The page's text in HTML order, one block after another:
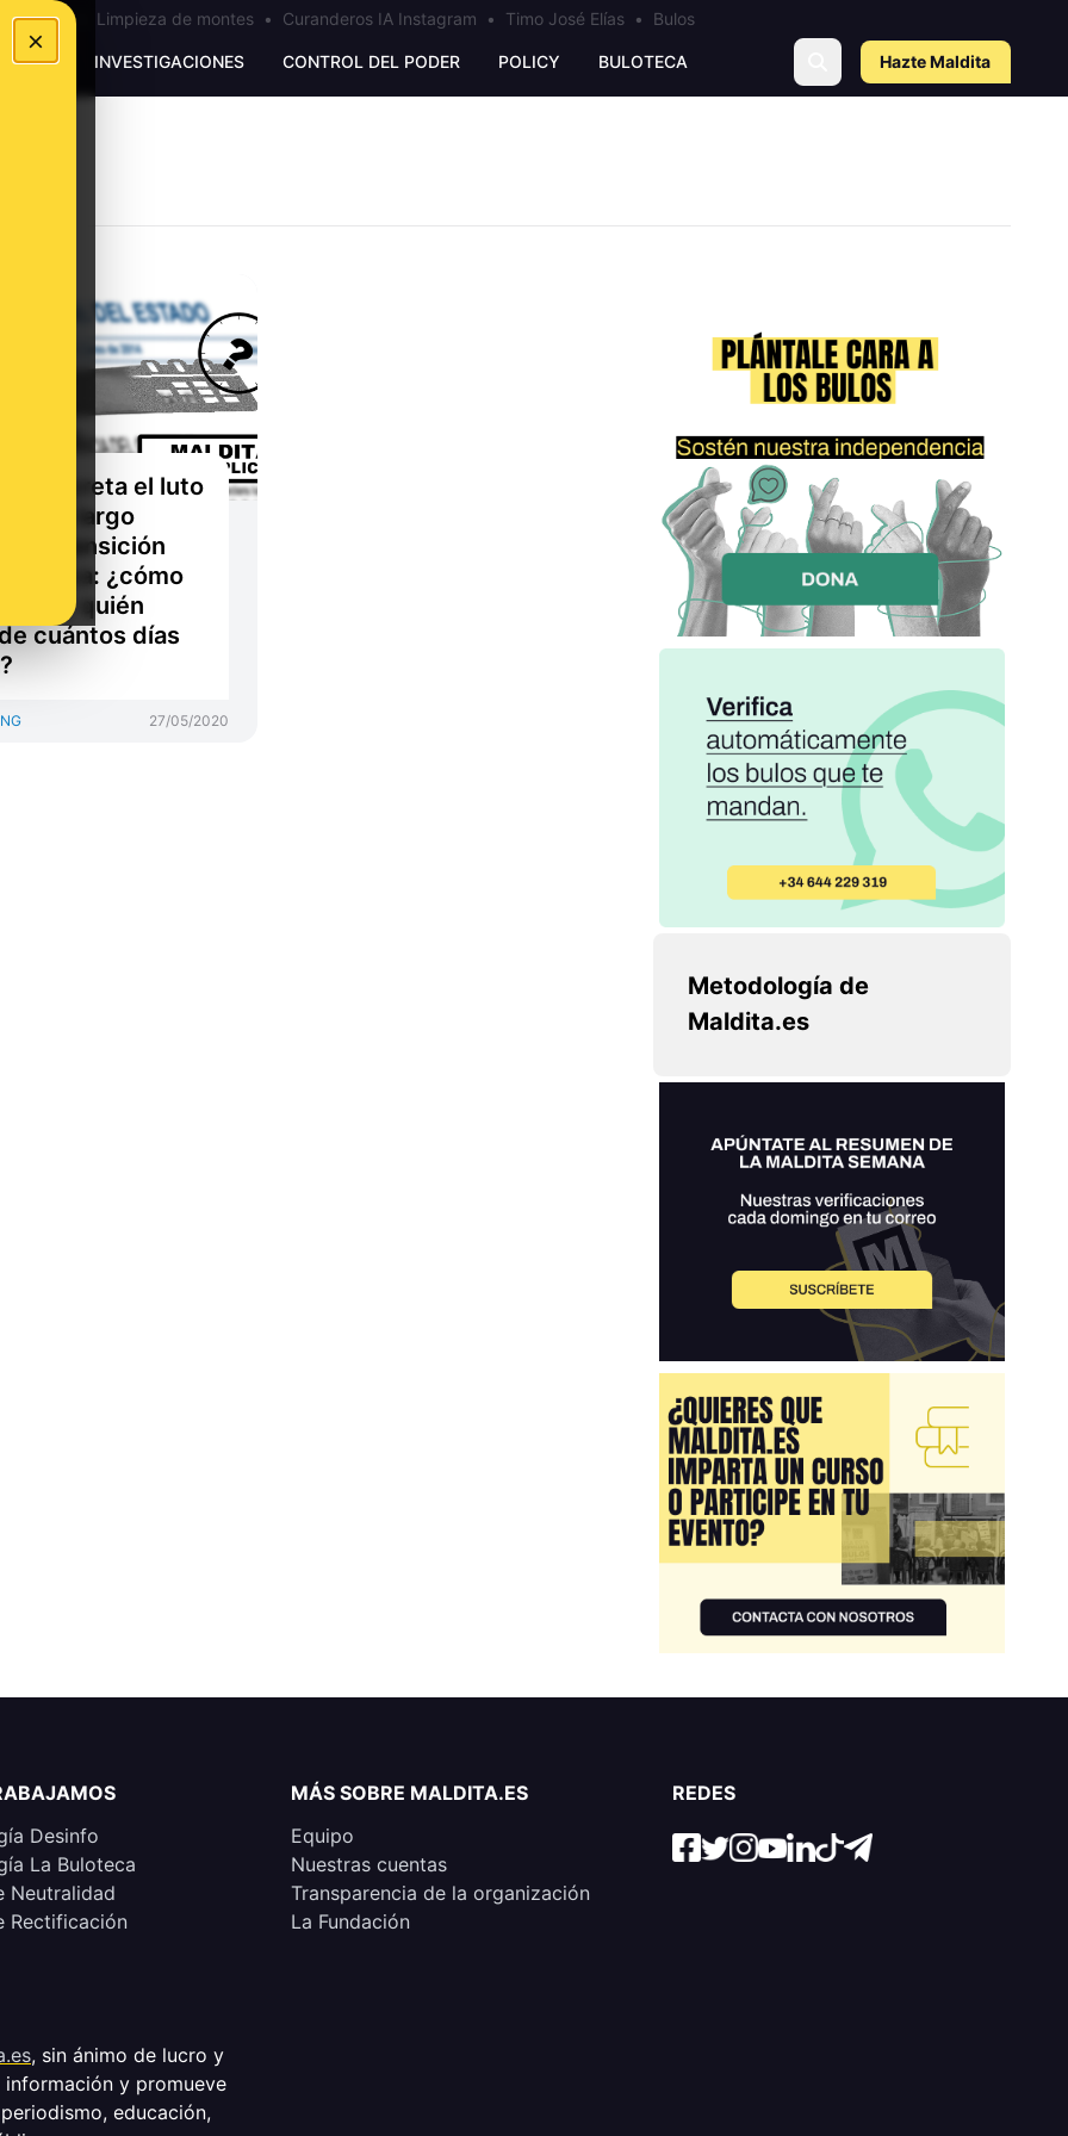
×
Ceuta • Limpieza de montes • Curanderos IA Instagram • Timo José Elías • Bulos
INVESTIGACIONES CONTROL DEL PODER POLICY BULOTECA Hazte Maldita
decreta el luto
más largo
la transición
¿cómo
y quién
cuántos días
27/05/2020
Metodología de
Maldita.es
Desinfo
La Buloteca
Neutralidad
Rectificación
MÁS SOBRE MALDITA.ES
Equipo
Nuestras cuentas
Transparencia de la organización
La Fundación
REDES
, sin ánimo de lucro y
y promueve
educación,